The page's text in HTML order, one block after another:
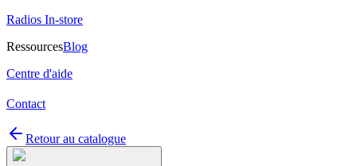
Radios In-store
RessourcesBlog
Centre d'aide
Contact
Retour au catalogue